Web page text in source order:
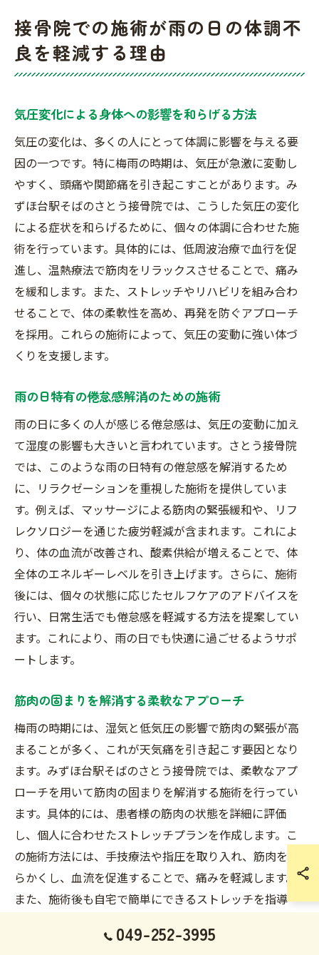
接骨院での施術が雨の日の体調不
良を軽減する理由
気圧変化による身体への影響を和らげる方法
気圧の変化は、多くの人にとって体調に影響を与える要
因の一つです。特に梅雨の時期は、気圧が急激に変動し
やすく、頭痛や関節痛を引き起こすことがあります。み
ずほ台駅そばのさとう接骨院では、こうした気圧の変化
による症状を和らげるために、個々の体調に合わせた施
術を行っています。具体的には、低周波治療で血行を促
進し、温熱療法で筋肉をリラックスさせることで、痛み
を緩和します。また、ストレッチやリハビリを組み合わ
せることで、体の柔軟性を高め、再発を防ぐアプローチ
を採用。これらの施術によって、気圧の変動に強い体づ
くりを支援します。
雨の日特有の倦怠感解消のための施術
雨の日に多くの人が感じる倦怠感は、気圧の変動に加え
て湿度の影響も大きいと言われています。さとう接骨院
では、このような雨の日特有の倦怠感を解消するため
に、リラクゼーションを重視した施術を提供していま
す。例えば、マッサージによる筋肉の緊張緩和や、リフ
レクソロジーを通じた疲労軽減が含まれます。これによ
り、体の血流が改善され、酸素供給が増えることで、体
全体のエネルギーレベルを引き上げます。さらに、施術
後には、個々の状態に応じたセルフケアのアドバイスを
行い、日常生活でも倦怠感を軽減する方法を提案してい
ます。これにより、雨の日でも快適に過ごせるようサポ
ートします。
筋肉の固まりを解消する柔軟なアプローチ
梅雨の時期には、湿気と低気圧の影響で筋肉の緊張が高
まることが多く、これが天気痛を引き起こす要因となり
ます。みずほ台駅そばのさとう接骨院では、柔軟なアプ
ローチを用いて筋肉の固まりを解消する施術を行ってい
ます。具体的には、患者様の筋肉の状態を詳細に評価
し、個人に合わせたストレッチプランを作成します。こ
の施術方法には、手技療法や指圧を取り入れ、筋肉を柔
らかくし、血流を促進することで、痛みを軽減します。
また、施術後も自宅で簡単にできるストレッチを指導
049-252-3995